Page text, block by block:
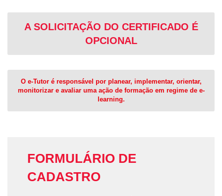
A SOLICITAÇÃO DO CERTIFICADO É
OPCIONAL
O e-Tutor é responsável por planear, implementar, orientar,
monitorizar e avaliar uma ação de formação em regime de e-
learning.
FORMULÁRIO DE
CADASTRO